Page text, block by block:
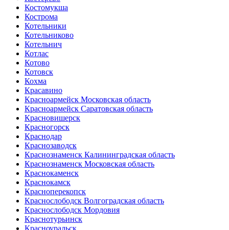
Костомукша
Кострома
Котельники
Котельниково
Котельнич
Котлас
Котово
Котовск
Кохма
Красавино
Красноармейск Московская область
Красноармейск Саратовская область
Красновишерск
Красногорск
Краснодар
Краснозаводск
Краснознаменск Калининградская область
Краснознаменск Московская область
Краснокаменск
Краснокамск
Красноперекопск
Краснослободск Волгоградская область
Краснослободск Мордовия
Краснотурьинск